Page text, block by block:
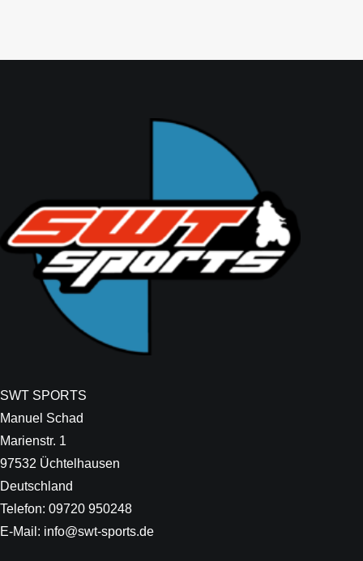
SWT SPORTS
Manuel Schad
Marienstr. 1
97532 Üchtelhausen
Deutschland
Telefon: 09720 950248
E-Mail: info@swt-sports.de